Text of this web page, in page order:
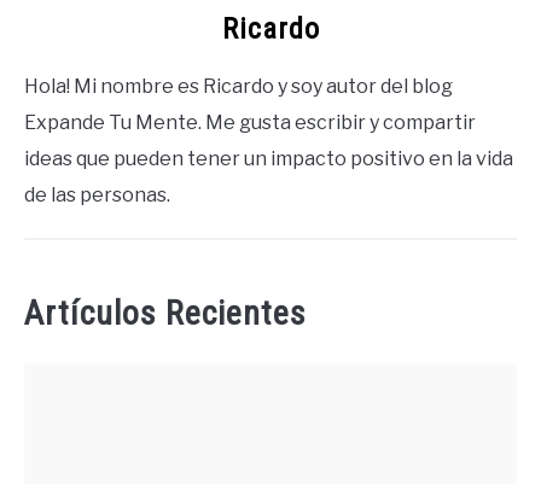
Ricardo
Hola! Mi nombre es Ricardo y soy autor del blog
Expande Tu Mente. Me gusta escribir y compartir
ideas que pueden tener un impacto positivo en la vida
de las personas.
Artículos Recientes